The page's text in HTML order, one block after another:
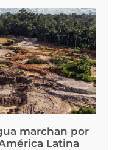
marchan por
Latina